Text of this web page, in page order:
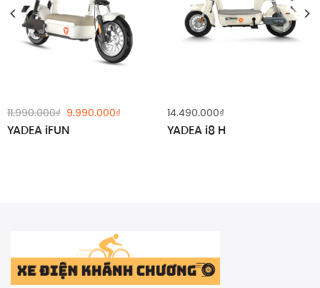
11.990.000₫ Giá
là:
9.990.000₫Giá
YADEA iFUN
14.490.000₫
YADEA i8 H